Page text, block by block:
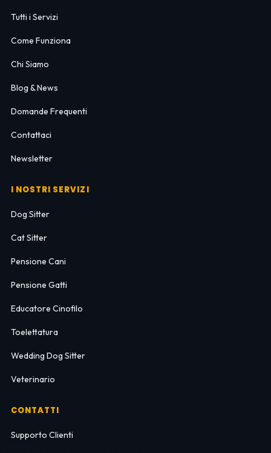
Tutti i Servizi
Come Funziona
Chi Siamo
Blog & News
Domande Frequenti
Contattaci
Newsletter
I NOSTRI SERVIZI
Dog Sitter
Cat Sitter
Pensione Cani
Pensione Gatti
Educatore Cinofilo
Toelettatura
Wedding Dog Sitter
Veterinario
CONTATTI
Supporto Clienti